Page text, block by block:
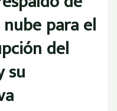
para el
del
su